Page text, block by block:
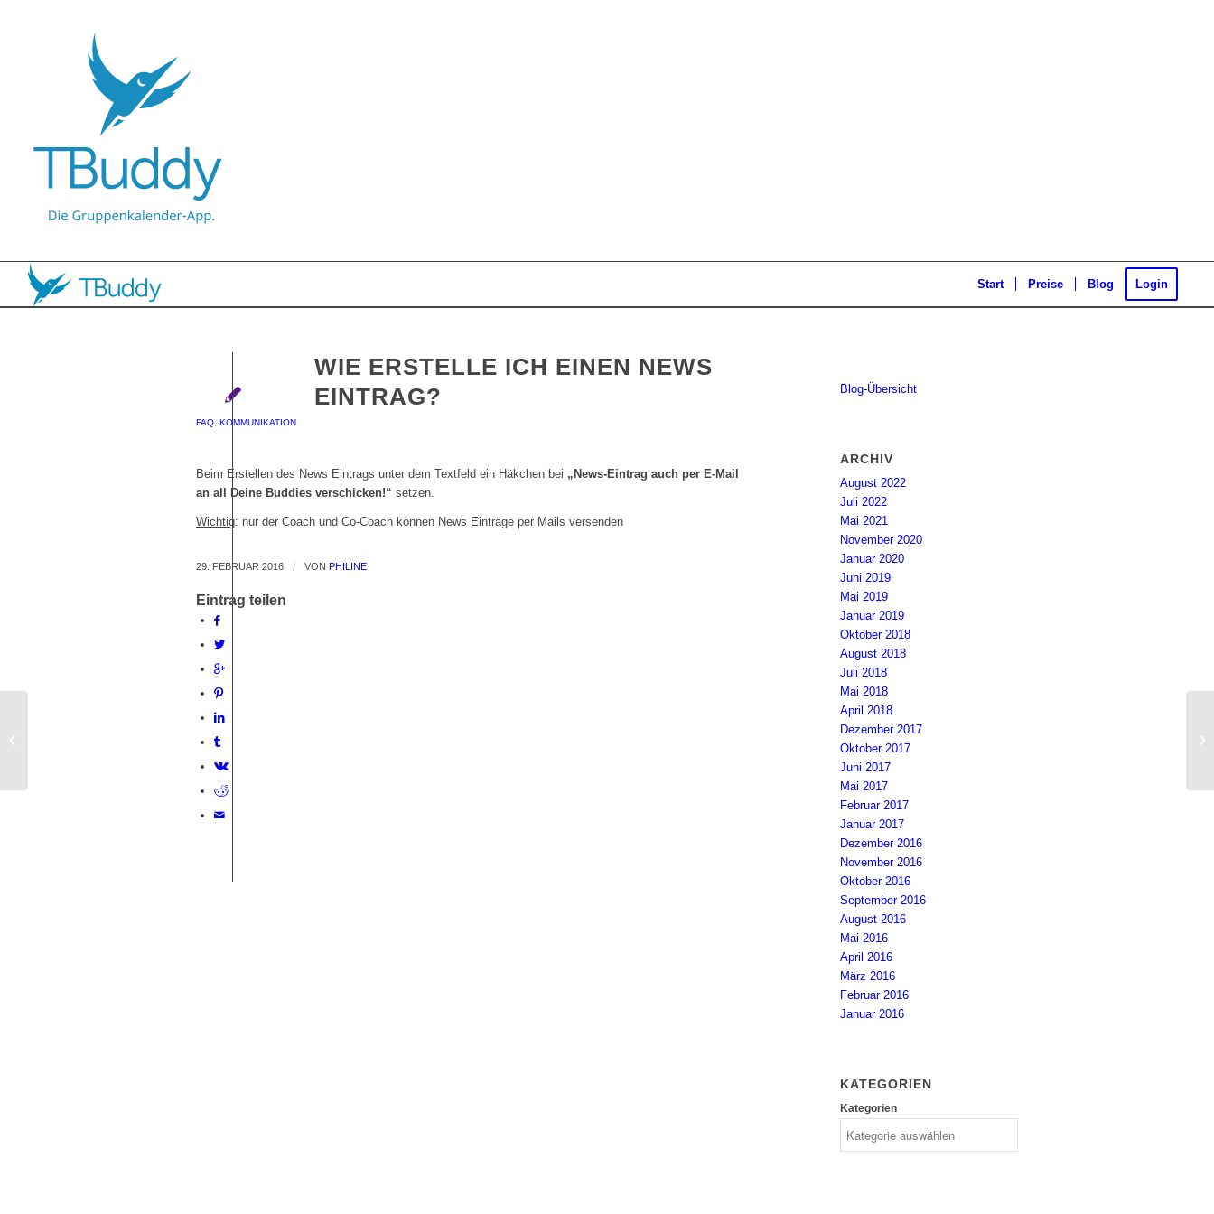
Start Preise Blog Login
WIE ERSTELLE ICH EINEN NEWS
EINTRAG?
FAQ KOMMUNIKATION
Beim Erstellen des News Eintrags unter dem Textfeld ein Häkchen bei „News-Eintrag auch per E-Mail
an all Deine Buddies verschicken!“ setzen.
Wichtig: nur der Coach und Co-Coach können News Einträge per Mails versenden
29. FEBRUAR 2016 / VON PHILINE
Eintrag teilen
Blog-Übersicht
ARCHIV
August 2022
Juli 2022
Mai 2021
November 2020
Januar 2020
Juni 2019
Mai 2019
Januar 2019
Oktober 2018
August 2018
Juli 2018
Mai 2018
April 2018
Dezember 2017
Oktober 2017
Juni 2017
Mai 2017
Februar 2017
Januar 2017
Dezember 2016
November 2016
Oktober 2016
September 2016
August 2016
Mai 2016
April 2016
März 2016
Februar 2016
Januar 2016
KATEGORIEN
Kategorien